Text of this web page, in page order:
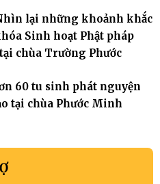
lại những khoảnh khắc
Sinh hoạt Phật pháp
chùa Trường Phước
60 tu sinh phát nguyện
tại chùa Phước Minh